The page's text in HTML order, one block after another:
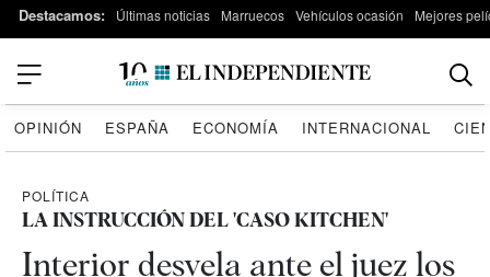
Destacamos: Últimas noticias Marruecos Vehículos ocasión Mejores
OPINIÓN ESPAÑA ECONOMÍA INTERNACIONAL
POLÍTICA
LA INSTRUCCIÓN DEL 'CASO KITCHEN'
Interior desvela ante el juez los